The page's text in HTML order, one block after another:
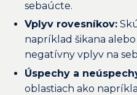
sebaúcte.
Vplyv rovesníkov:
napríklad šikana
negatívny vplyv na
Úspechy a
oblastiach ako